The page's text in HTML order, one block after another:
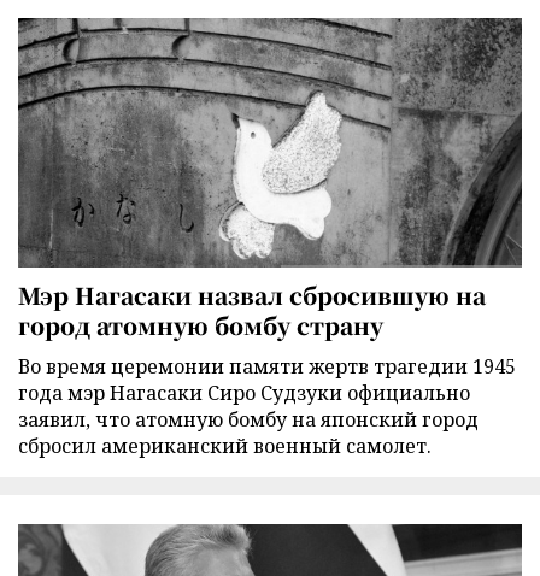
Мэр Нагасаки назвал сбросившую на
город атомную бомбу страну
Во время церемонии памяти жертв трагедии 1945
года мэр Нагасаки Сиро Судзуки официально
заявил, что атомную бомбу на японский город
сбросил американский военный самолет.